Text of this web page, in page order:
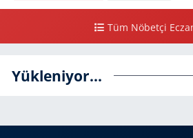
Tüm Nöbetçi
Yükleniyor...